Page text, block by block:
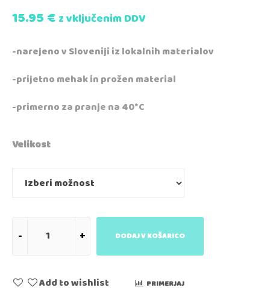
15.95€z vključenim DDV
-narejeno v Sloveniji iz lokalnih materialov
-prijetno mehak in prožen material
-primerno za pranje na 40*C
Velikost
DODAJ V KOŠARICO
Add to wishlist PRIMERJAJ